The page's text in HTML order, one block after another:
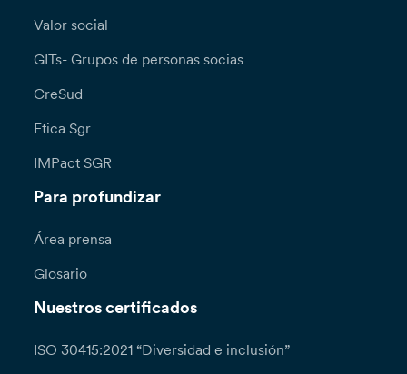
Valor social
GITs- Grupos de personas socias
CreSud
Etica Sgr
IMPact SGR
Para profundizar
Área prensa
Glosario
Nuestros certificados
ISO 30415:2021 “Diversidad e inclusión”